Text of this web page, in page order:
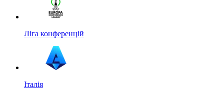
Ліга конференцій
Італія